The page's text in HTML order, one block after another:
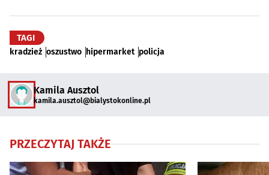
TAGI
kradzież oszustwo hipermarket policja
Kamila Ausztol
kamila.ausztol@bialystokonline.pl
PRZECZYTAJ TAKŻE